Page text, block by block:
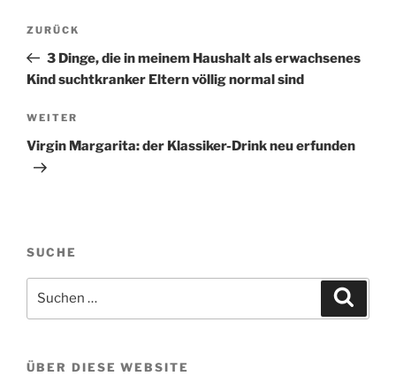
Vorheriger
Beitrag
ZURÜCK
3 Dinge, die in meinem Haushalt als erwachsenes
Kind suchtkranker Eltern völlig normal sind
Nächster
Beitrag
WEITER
Virgin Margarita: der Klassiker-Drink neu erfunden
SUCHE
nach:
ÜBER DIESE WEBSITE